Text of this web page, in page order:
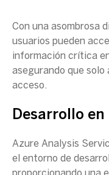
Con una asombrosa
usuarios pueden
información crítica
asegurando que
acceso.
Desarrollo
Azure Analysis
el entorno de